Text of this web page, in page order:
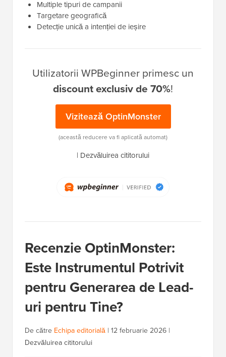
Multiple tipuri de campanii
Targetare geografică
Detecție unică a intenției de ieșire
Utilizatorii WPBeginner primesc un
discount exclusiv de 70%!
Vizitează OptinMonster
(această reducere va fi aplicată automat)
| Dezvăluirea cititorului
Recenzie OptinMonster:
Este Instrumentul Potrivit
pentru Generarea de Lead-
uri pentru Tine?
De către Echipa editorială | 12 februarie 2026 |
Dezvăluirea cititorului